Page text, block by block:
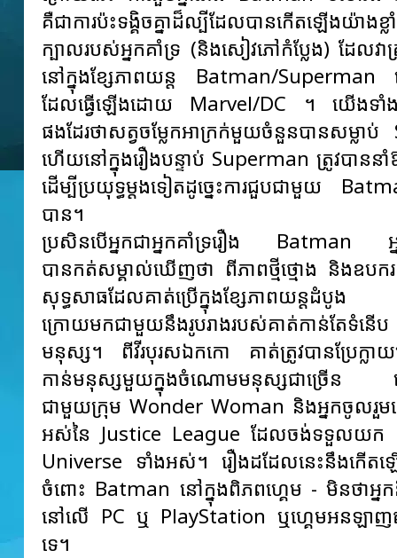
គឺជាការប៉ះទង្គិចគ្នាដ៏ល្បីដែលបានកើតឡើងយ៉ាងខ្ល
ក្បាលរបស់អ្នកគាំទ្រ (និងសៀវភៅកំប្លែង) ដែលវា
នៅក្នុងខ្សែភាពយន្ត Batman/Superman
ដែលធ្វើឡើងដោយ Marvel/DC ។ យើងទាំង
ផងដែរថាសត្វចម្លែកអាក្រក់មួយចំនួនបានសម្លា
ហើយនៅក្នុងរឿងបន្ទាប់ Superman ត្រូវបានន
ដើម្បីប្រយុទ្ធម្តងទៀតដូច្នេះការជួបជាមួយ
បាន។
ប្រសិនបើអ្នកជាអ្នកគាំទ្ររឿង Batman អ្
បានកត់សម្គាល់ឃើញថា ពីភាពថ្មីថ្មោង និងឧបករ
សុទ្ធសាធដែលគាត់ប្រើក្នុងខ្សែភាពយន្តដំបូ
ក្រោយមកជាមួយនឹងរូបរាងរបស់គាត់កាន់តែ
មនុស្ស។ ពីវីរបុរសឯកកោ គាត់ត្រូវបានប្រែក្លាយ
កាន់មនុស្សមួយក្នុងចំណោមមនុស្សជាច្រើន
ជាមួយក្រុម Wonder Woman និងអ្នកចូលរួម
អស់នៃ Justice League ដែលចង់ទទួលយក
Universe ទាំងអស់។ រឿងដដែលនេះនឹងកើតឡ
ចំពោះ Batman នៅក្នុងពិភពហ្គេម - មិនថាអ្ន
នៅលើ PC ឬ PlayStation ឬហ្គេមអនឡាញឥ
ទេ។